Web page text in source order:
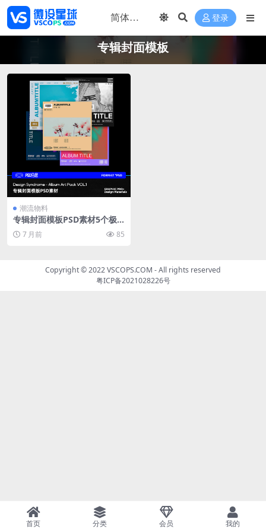
登录
专辑封面模板
潮流物料
专辑封面模板PSD素材5个极
简野兽派风格音乐封面设计Ph
otoshop专用可自定义模板
7 月前 85
Copyright © 2022VSCOPS.COM - All rights reserved
粤ICP备2021028226号
首页 分类 会员 我的